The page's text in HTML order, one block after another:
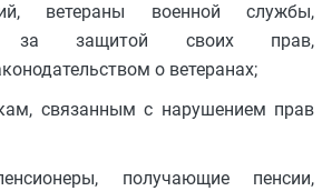
ветераны военной службы,
за защитой своих прав,
о ветеранах;
связанным с нарушением прав
получающие пенсии,